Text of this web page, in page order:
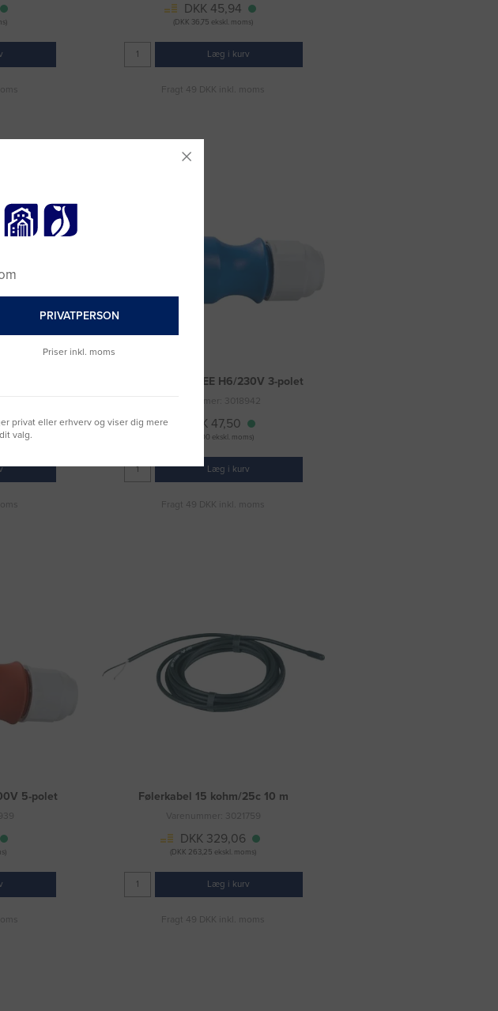
DKK 45,94
(DKK 36,75 ekskl. moms)
Læg i kurv
Fragt 49 DKK inkl. moms
Forlængerled CEE H6/230V 3-polet
Varenummer: 3018942
DKK 47,50
(DKK 38,00 ekskl. moms)
Læg i kurv
Fragt 49 DKK inkl. moms
5-polet Følerkabel 15 kohm/25c 10 m
Varenummer: 3021759
DKK 329,06
(DKK 263,25 ekskl. moms)
Læg i kurv
Fragt 49 DKK inkl. moms
PRIVATPERSON
Priser inkl. moms
privat eller erhverv og viser dig mere
valg.